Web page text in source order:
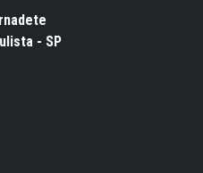
- SP